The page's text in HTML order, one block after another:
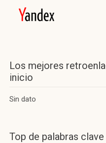
Los mejores
inicio
Sin dato
Top de palabras clave